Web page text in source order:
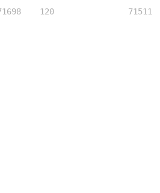
120 71511